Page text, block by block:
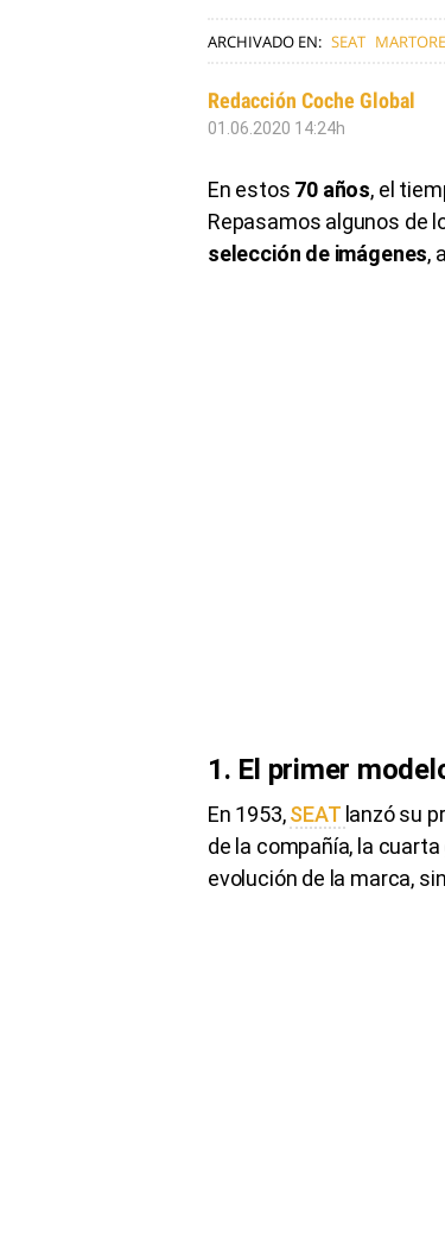
ARCHIVADO EN: SEAT
Redacción Coche Global
01.06.2020 14:24h
En estos 70 años, el
Repasamos algunos de
selección de imágenes,
1. El primer
En 1953,SEAT lanzó su
de la compañía, la
evolución de la marca,